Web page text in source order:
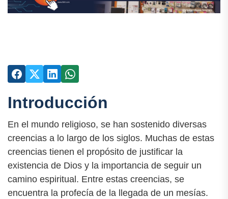
Introducción
En el mundo religioso, se han sostenido diversas
creencias a lo largo de los siglos. Muchas de estas
creencias tienen el propósito de justificar la
existencia de Dios y la importancia de seguir un
camino espiritual. Entre estas creencias, se
encuentra la profecía de la llegada de un mesías.